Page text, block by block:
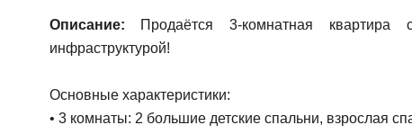
Описание: Продаётся 3-комнатная квартира
инфраструктурой!
Основные характеристики:
• 3 комнаты: 2 большие детские спальни, взрослая